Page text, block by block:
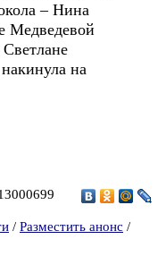
– Нина
Медведевой
на
/ Разместить анонс /